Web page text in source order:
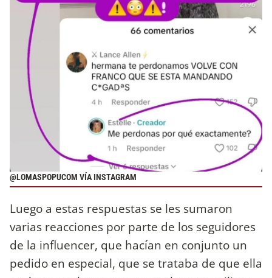
@LOMASPOPUCOM VÍA INSTAGRAM
Luego a estas respuestas se les sumaron
varias reacciones por parte de los seguidores
de la influencer, que hacían en conjunto un
pedido en especial, que se trataba de que ella